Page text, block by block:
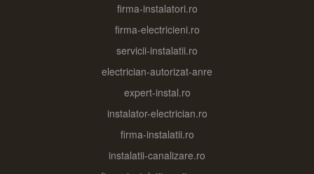
firma-instalatori.ro
firma-electricieni.ro
servicii-instalatii.ro
electrician-autorizat-anre
expert-instal.ro
instalator-electrician.ro
firma-instalatii.ro
instalatii-canalizare.ro